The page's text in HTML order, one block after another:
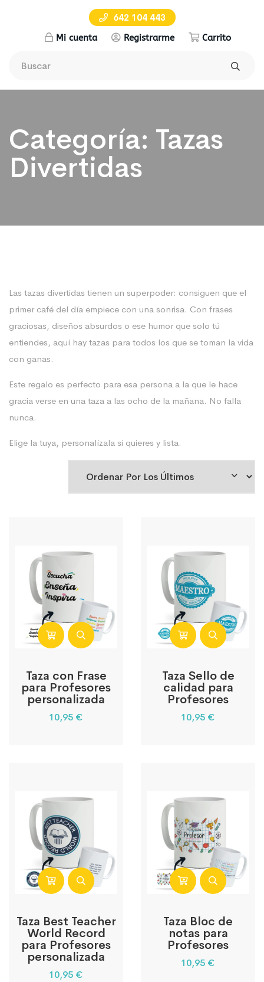
642 104 443
Mi cuenta Registrarme Carrito
Categoría: Tazas
Divertidas
Las tazas divertidas tienen un superpoder: consiguen que el
primer café del día empiece con una sonrisa. Con frases
graciosas, diseños absurdos o ese humor que solo tú
entiendes, aquí hay tazas para todos los que se toman la vida
con ganas.
Este regalo es perfecto para esa persona a la que le hace
gracia verse en una taza a las ocho de la mañana. No falla
nunca.
Elige la tuya, personalízala si quieres y lista.
Taza con Frase
para Profesores
personalizada
10,95 €
Taza Sello de
calidad para
Profesores
10,95 €
Taza Best Teacher
World Record
para Profesores
personalizada
10,95 €
Taza Bloc de
notas para
Profesores
10,95 €